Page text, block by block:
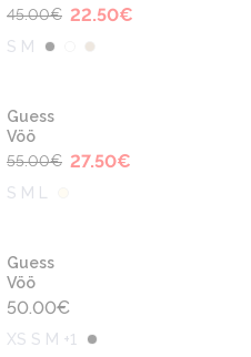
45.00€ 22.50€
S M
Guess
Vöö
55.00€ 27.50€
S M L
Guess
Vöö
50.00€
XS S M +1